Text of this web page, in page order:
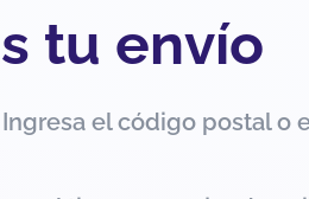
tu envío
Ingresa el código postal o